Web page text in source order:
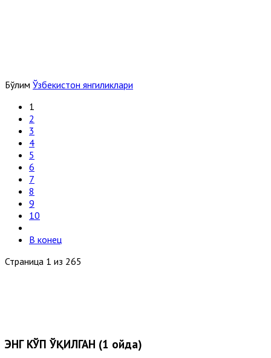
Бўлим Ўзбекистон янгиликлари
1
2
3
4
5
6
7
8
9
10
В конец
Страница 1 из 265
ЭНГ КЎП ЎҚИЛГАН (1 ойда)